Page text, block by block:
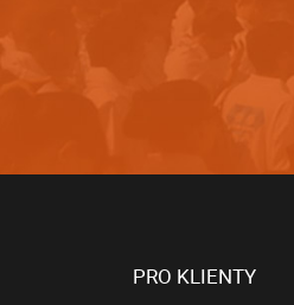
PRO KLIENTY